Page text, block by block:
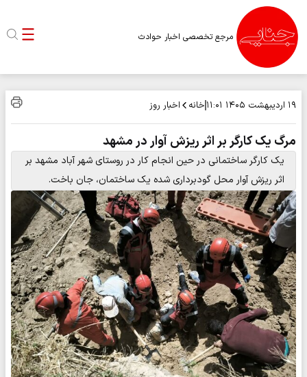
مرجع تخصصی اخبار حوادث
۱۹ اردیبهشت ۱۴۰۵ ۱۱:۰۱ خانه اخبار روز
مرگ یک کارگر بر اثر ریزش آوار در مشهد
یک کارگر ساختمانی در حین انجام کار در روستای شهر آباد مشهد بر
اثر ریزش آوار محل گودبرداری شده یک ساختمان، جان باخت.